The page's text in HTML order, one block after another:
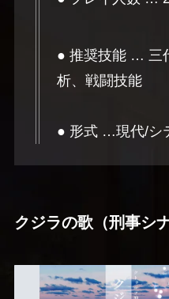
(刑事探
● 推奨技能 … 三
析、戦闘技能
● 形式 …現代/シ
クジラの歌（刑事シ